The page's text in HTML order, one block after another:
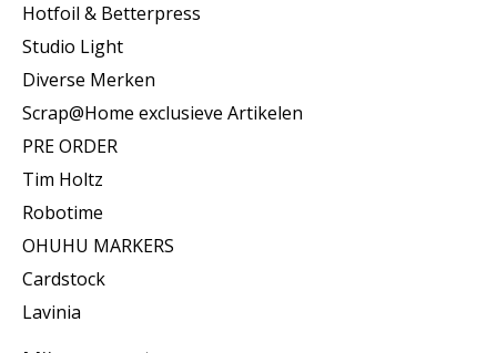
Hotfoil & Betterpress
Studio Light
Diverse Merken
Scrap@Home exclusieve Artikelen
PRE ORDER
Tim Holtz
Robotime
OHUHU MARKERS
Cardstock
Lavinia